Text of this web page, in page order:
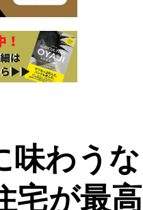
味わうな
宅が最高